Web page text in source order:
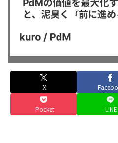
X
Pocket LINE